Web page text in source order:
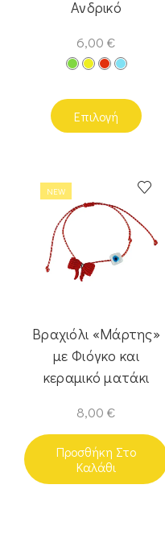
Ανδρικό
6,00 €
Επιλογή
NEW
Βραχιόλι «Μάρτης»
με Φιόγκο και
κεραμικό ματάκι
8,00 €
Προσθήκη Στο
Καλάθι